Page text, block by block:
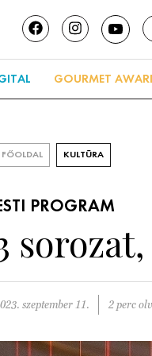
GOURMET
FŐOLDAL KULTÚRA
PROGRAM
szeptember 11. 2 perc